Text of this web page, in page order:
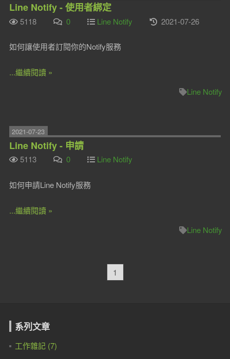
Line Notify - 使用者綁定
5118 0 Line Notify 2021-07-26
如何讓使用者訂閱你的Notify服務
...繼續閱讀 »
Line Notify
2021-07-23
Line Notify - 申請
5113 0 Line Notify
如何申請Line Notify服務
...繼續閱讀 »
Line Notify
1
系列文章
工作雜記 (7)